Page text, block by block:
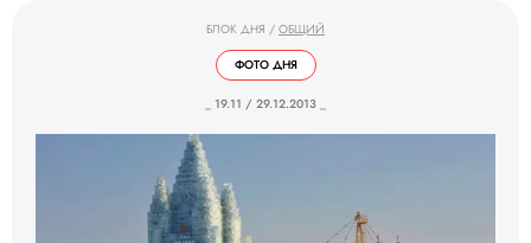
БЛОК ДНЯ / ОБЩИЙ
ФОТО ДНЯ
_ 19.11 / 29.12.2013 _